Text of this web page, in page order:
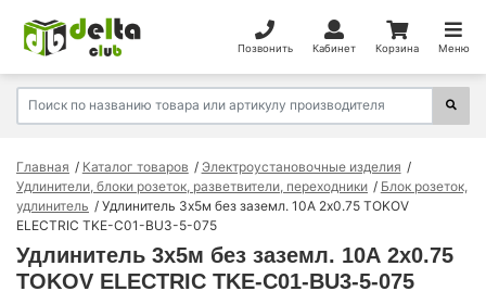
Позвонить Кабинет Корзина Меню
Главная Каталог товаров
Электроустановочные изделия
Удлинители, блоки розеток, разветвители, переходники
Блок розеток,
удлинитель
Удлинитель 3х5м без заземл. 10А 2х0.75 TOKOV
ELECTRIC TKE-C01-BU3-5-075
Удлинитель 3х5м без заземл. 10А 2х0.75
TOKOV ELECTRIC TKE-C01-BU3-5-075